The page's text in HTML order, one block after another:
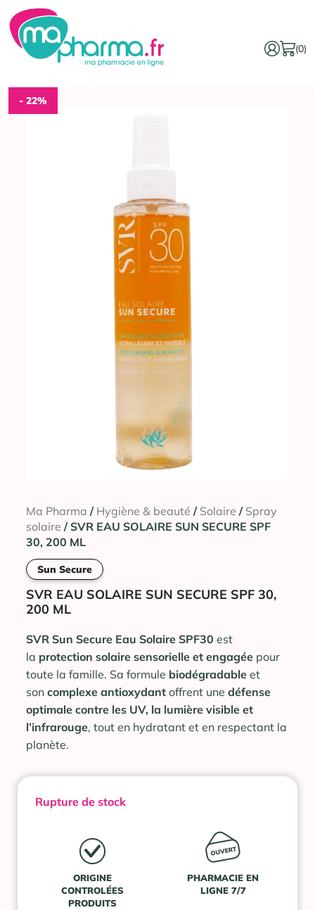
(0)
- 22%
Ma Pharma / Hygiène & beauté / Solaire / Spray
solaire / SVR EAU SOLAIRE SUN SECURE SPF
30, 200 ML
Sun Secure
SVR EAU SOLAIRE SUN SECURE SPF 30,
200 ML
SVR Sun Secure Eau Solaire SPF30 est
la protection solaire sensorielle et engagée pour
toute la famille. Sa formule biodégradable et
son complexe antioxydant offrent une défense
optimale contre les UV, la lumière visible et
l’infrarouge, tout en hydratant et en respectant la
planète.
Rupture de stock
ORIGINE
CONTROLÉES
PRODUITS
PHARMACIE EN
LIGNE 7/7